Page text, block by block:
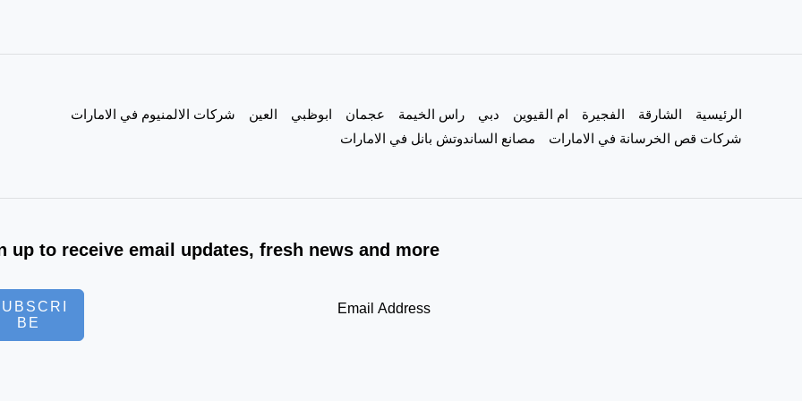
الرئيسية الشارقة الفجيرة ام القيوين دبي راس الخيمة عجمان ابوظبي العين
شركات الالمنيوم في الامارات
شركات قص الخرسانة في الامارات
مصانع الساندوتش بانل في الامارات
up to receive email updates, fresh news and more!
BE